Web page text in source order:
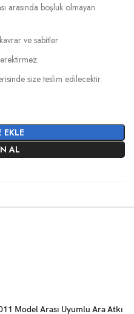
arasında boşluk olmayan
ve sabitler
size teslim edilecektir.
EKLE
AL
Model Arası Uyumlu Ara Atkı